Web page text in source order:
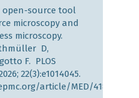
open-source tool
microscopy and
microscopy.
D,
F. PLOS
22(3):e1014045.
article/MED/41838962